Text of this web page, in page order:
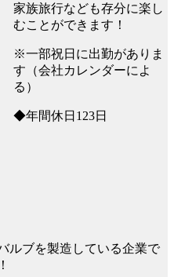
家族旅行なども存分に楽し
むことができます！
※一部祝日に出勤がありま
す（会社カレンダーによ
る）
◆年間休日123日
ルブを製造している企業で